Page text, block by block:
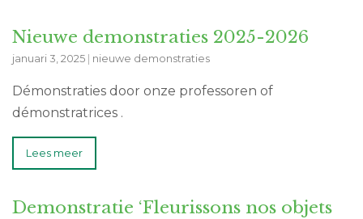
Nieuwe demonstraties 2025-2026
januari 3, 2025 nieuwe demonstraties
Démonstraties door onze professoren of
démonstratrices .
Lees meer
Demonstratie ‘Fleurissons nos objets